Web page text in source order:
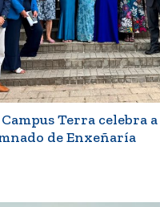
Campus Terra celebra
de Enxeñaría